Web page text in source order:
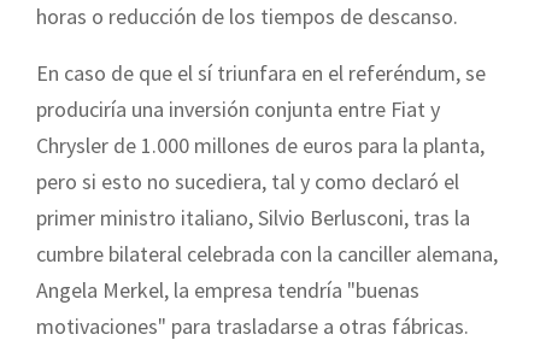
horas o reducción de los tiempos de descanso.
En caso de que el sí triunfara en el referéndum, se
produciría una inversión conjunta entre Fiat y
Chrysler de 1.000 millones de euros para la planta,
pero si esto no sucediera, tal y como declaró el
primer ministro italiano, Silvio Berlusconi, tras la
cumbre bilateral celebrada con la canciller alemana,
Angela Merkel, la empresa tendría "buenas
motivaciones" para trasladarse a otras fábricas.